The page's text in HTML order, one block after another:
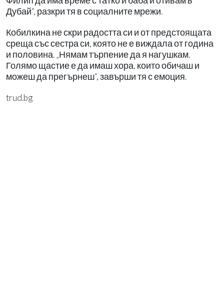
Дубай“, разкри тя в социалните мрежи.
Кобилкина не скри радостта си и от предстоящата
среща със сестра си, която не е виждала от година
и половина. „Нямам търпение да я нагушкам.
Голямо щастие е да имаш хора, които обичаш и
можеш да прегърнеш“, завърши тя с емоция.
trud.bg